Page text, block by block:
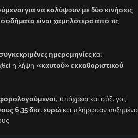
για να καλύψουν με δύο κινήσεις
είναι χαμηλότερα από τις
ημερομηνίες και
η λήψη «καυτού» εκκαθαριστικού
υπόχρεοι και σύζυγοι,
6,35 δισ. ευρώ και πλήρωσαν αυξημένο